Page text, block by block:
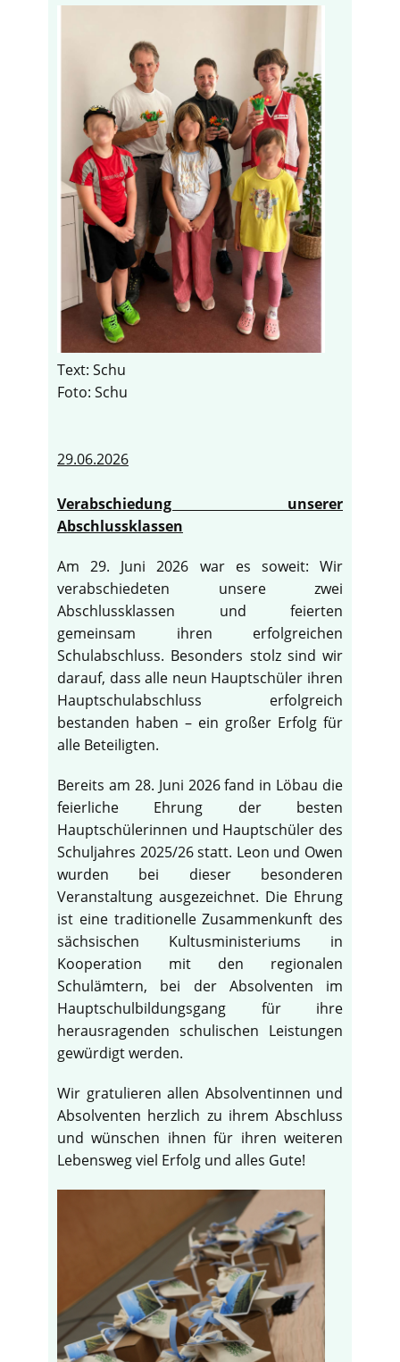
Text: Schu
Foto: Schu
29.06.2026
Verabschiedung unserer
Abschlussklassen
Am 29. Juni 2026 war es soweit: Wir
verabschiedeten unsere zwei
Abschlussklassen und feierten
gemeinsam ihren erfolgreichen
Schulabschluss. Besonders stolz sind wir
darauf, dass alle neun Hauptschüler ihren
Hauptschulabschluss erfolgreich
bestanden haben – ein großer Erfolg für
alle Beteiligten.
Bereits am 28. Juni 2026 fand in Löbau die
feierliche Ehrung der besten
Hauptschülerinnen und Hauptschüler des
Schuljahres 2025/26 statt. Leon und Owen
wurden bei dieser besonderen
Veranstaltung ausgezeichnet. Die Ehrung
ist eine traditionelle Zusammenkunft des
sächsischen Kultusministeriums in
Kooperation mit den regionalen
Schulämtern, bei der Absolventen im
Hauptschulbildungsgang für ihre
herausragenden schulischen Leistungen
gewürdigt werden.
Wir gratulieren allen Absolventinnen und
Absolventen herzlich zu ihrem Abschluss
und wünschen ihnen für ihren weiteren
Lebensweg viel Erfolg und alles Gute!